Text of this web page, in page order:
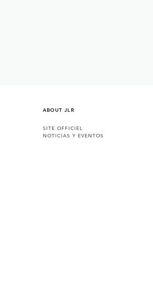
ABOUT JLR
SITE OFFICIEL
NOTICIAS Y EVENTOS